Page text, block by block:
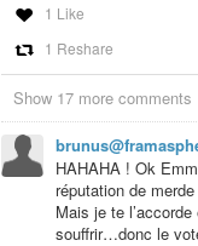
1 Like
1 Reshare
Show 17 more comments
HAHAHA ! Ok
réputation de
Mais je te
souffrir…donc le